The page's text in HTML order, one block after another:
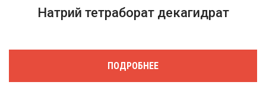
Натрий тетраборат декагидрат
ПОДРОБНЕЕ